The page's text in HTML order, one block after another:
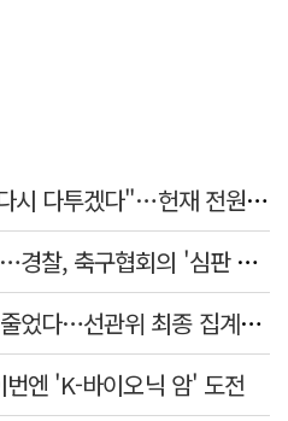
'박사방' 조주빈 "47년형 다시 다투겠다"…헌재 전원일치 기각
[속보] "공소시효가 문제"…경찰, 축구협회의 '심판 성접대' 수사 여부 검토한다
투표 끝나니 투표자 29% 줄었다…선관위 최종 집계서 수백명 '증발'
엔 'K-바이오닉 암' 도전